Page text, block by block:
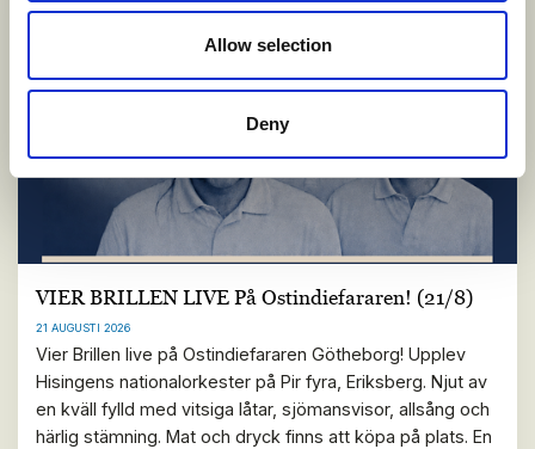
Allow selection
Deny
VIER BRILLEN LIVE På Ostindiefararen! (21/8)
21 AUGUSTI 2026
Vier Brillen live på Ostindiefararen Götheborg! Upplev
Hisingens nationalorkester på Pir fyra, Eriksberg. Njut av
en kväll fylld med vitsiga låtar, sjömansvisor, allsång och
härlig stämning. Mat och dryck finns att köpa på plats. En